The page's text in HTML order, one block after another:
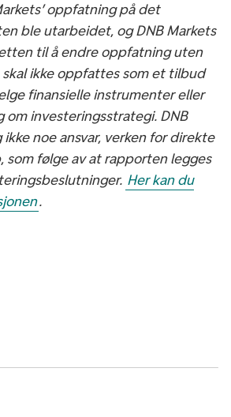
oppfatning på det
ble utarbeidet, og DNB Markets
til å endre oppfatning uten
skal ikke oppfattes som et tilbud
finansielle instrumenter eller
om investeringsstrategi. DNB
noe ansvar, verken for direkte
som følge av at rapporten legges
Her kan du
.